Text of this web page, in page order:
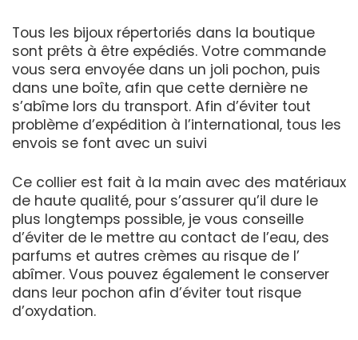
Tous les bijoux répertoriés dans la boutique
sont prêts à être expédiés. Votre commande
vous sera envoyée dans un joli pochon, puis
dans une boîte, afin que cette dernière ne
s’abîme lors du transport. Afin d’éviter tout
problème d’expédition à l’international, tous les
envois se font avec un suivi
Ce collier est fait à la main avec des matériaux
de haute qualité, pour s’assurer qu’il dure le
plus longtemps possible, je vous conseille
d’éviter de le mettre au contact de l’eau, des
parfums et autres crèmes au risque de l’
abîmer. Vous pouvez également le conserver
dans leur pochon afin d’éviter tout risque
d’oxydation.